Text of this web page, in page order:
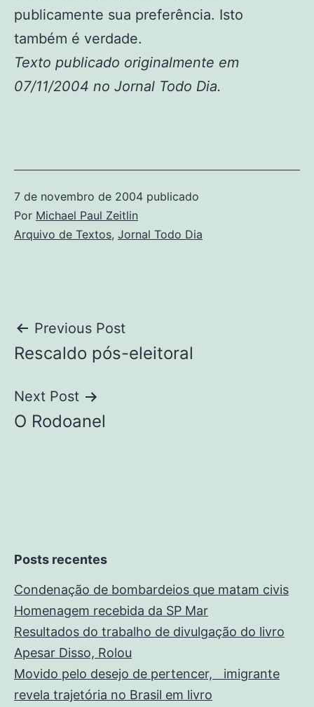
publicamente sua preferência. Isto
também é verdade.
Texto publicado originalmente em
07/11/2004 no Jornal Todo Dia.
7 de novembro de 2004 publicado
Por Michael Paul Zeitlin
Categorizado
Arquivo de Textos, Jornal Todo Dia
Navegação
de
Post
Previous Post
Rescaldo pós-eleitoral
Next Post
O Rodoanel
Posts recentes
Condenação de bombardeios que matam civis
Homenagem recebida da SP Mar
Resultados do trabalho de divulgação do livro
Apesar Disso, Rolou
Movido pelo desejo de pertencer, imigrante
revela trajetória no Brasil em livro